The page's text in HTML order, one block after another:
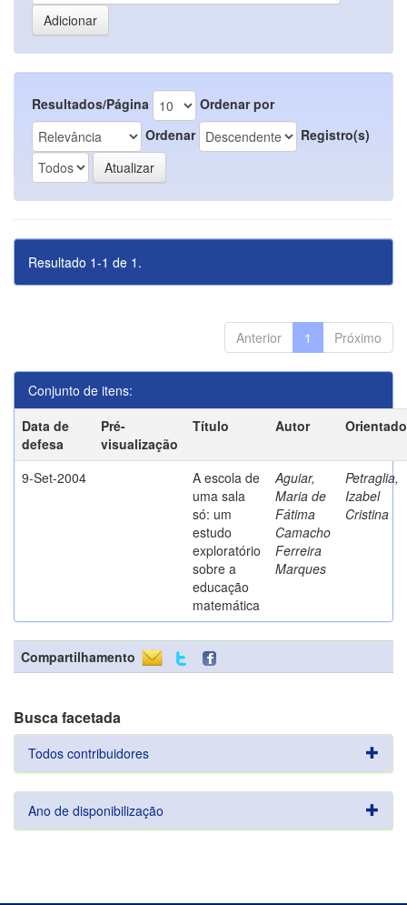
Resultados/Página
Ordenar por
Ordenar
Registro(s)
Resultado 1-1 de 1.
Anterior 1 Próximo
Conjunto de itens:
Data de
defesa
Pré-
visualização
Título Autor
9-Set-2004
A escola de
uma sala
só: um
estudo
exploratório
sobre a
educação
matemática
Aguiar,
Maria de
Fátima
Camacho
Ferreira
Marques
Petraglia,
Izabel
Cristina
Compartilhamento
Busca facetada
Todos contribuidores
Ano de disponibilização